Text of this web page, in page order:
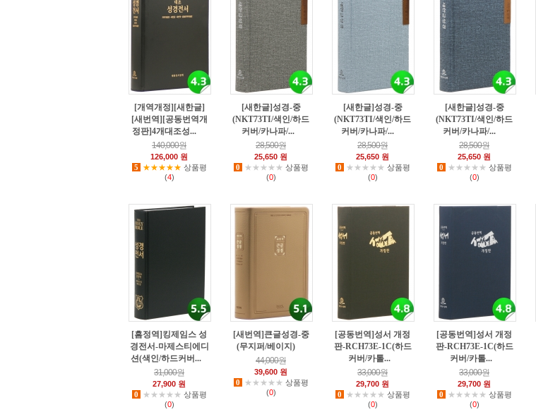
[개역개정][새한글]
[새번역][공동번역개
정판]4개대조성...
140,000원
126,000 원
5
★★★★★ 상품평
(4)
[새한글]성경-중
(NKT73TI/색인/하드
커버/카나파/...
28,500원
25,650 원
0
★★★★★ 상품평
(0)
[새한글]성경-중
(NKT73TI/색인/하드
커버/카나파/...
28,500원
25,650 원
0
★★★★★ 상품평
(0)
[새한글]성경-중
(NKT73TI/색인/하드
커버/카나파/...
28,500원
25,650 원
0
★★★★★ 상품평
(0)
[흠정역]킹제임스 성
경전서-마제스티에디
션(색인/하드커버...
31,000원
27,900 원
0
★★★★★ 상품평
(0)
[새번역]큰글성경-중
(무지퍼/베이지)
44,000원
39,600 원
0
★★★★★ 상품평
(0)
[공동번역]성서 개정
판-RCH73E-1C(하드
커버/카톨...
33,000원
29,700 원
0
★★★★★ 상품평
(0)
[공동번역]성서 개정
판-RCH73E-1C(하드
커버/카톨...
33,000원
29,700 원
0
★★★★★ 상품평
(0)